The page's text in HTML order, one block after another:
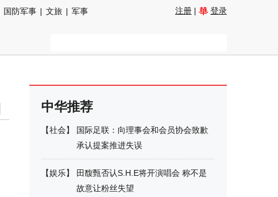
国防军事 | 文旅 | 军事
注册 | 登录
中华推荐
【社会】
国际足联：向理事会和会员协会致歉
承认提案推进失误
【娱乐】
田馥甄否认S.H.E将开演唱会 称不是
故意让粉丝失望